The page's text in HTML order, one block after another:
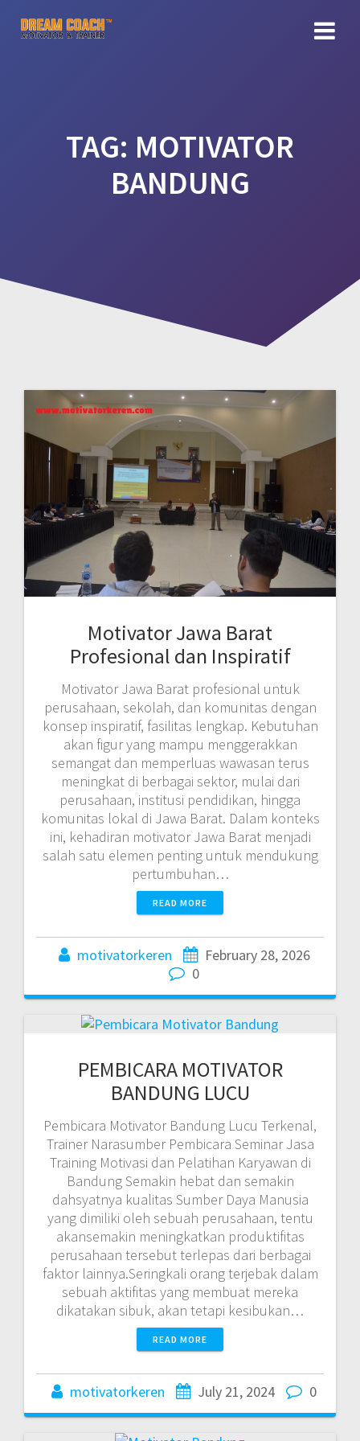
TAG: MOTIVATOR
BANDUNG
Motivator Jawa Barat
Profesional dan Inspiratif
Motivator Jawa Barat profesional untuk
perusahaan, sekolah, dan komunitas dengan
konsep inspiratif, fasilitas lengkap. Kebutuhan
akan figur yang mampu menggerakkan
semangat dan memperluas wawasan terus
meningkat di berbagai sektor, mulai dari
perusahaan, institusi pendidikan, hingga
komunitas lokal di Jawa Barat. Dalam konteks
ini, kehadiran motivator Jawa Barat menjadi
salah satu elemen penting untuk mendukung
pertumbuhan…
READ MORE
motivatorkeren
February 28, 2026
0
PEMBICARA MOTIVATOR
BANDUNG LUCU
Pembicara Motivator Bandung Lucu Terkenal,
Trainer Narasumber Pembicara Seminar Jasa
Training Motivasi dan Pelatihan Karyawan di
Bandung Semakin hebat dan semakin
dahsyatnya kualitas Sumber Daya Manusia
yang dimiliki oleh sebuah perusahaan, tentu
akansemakin meningkatkan produktifitas
perusahaan tersebut terlepas dari berbagai
faktor lainnya.Seringkali orang terjebak dalam
sebuah aktifitas yang membuat mereka
dikatakan sibuk, akan tetapi kesibukan…
READ MORE
motivatorkeren July 21, 2024 0